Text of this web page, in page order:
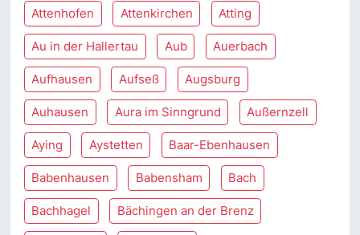
Attenhofen Attenkirchen Atting
Au in der Hallertau Aub Auerbach
Aufhausen Aufseß Augsburg
Auhausen Aura im Sinngrund Außernzell
Aying Aystetten Baar-Ebenhausen
Babenhausen Babensham Bach
Bachhagel Bächingen an der Brenz